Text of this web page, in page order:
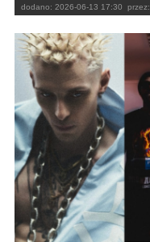
dodano: 2026-06-13 17:30 przez: